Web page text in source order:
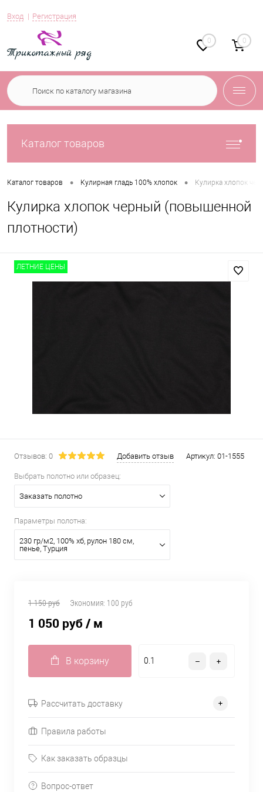
Вход Регистрация
0 0
Каталог товаров
Каталог товаров • Кулирная гладь 100% хлопок • Кулирка хлопок
Кулирка хлопок черный (повышенной
плотности)
ЛЕТНИЕ ЦЕНЫ
Отзывов: 0 Добавить отзыв Артикул: 01-1555
Выбрать полотно или образец:
Заказать полотно
Параметры полотна:
230 гр/м2, 100% хб, рулон 180 см,
пенье, Турция
1 150 руб Экономия: 100 руб
1 050 руб/ м
В корзину
Рассчитать доставку
Правила работы
Как заказать образцы
Вопрос-ответ